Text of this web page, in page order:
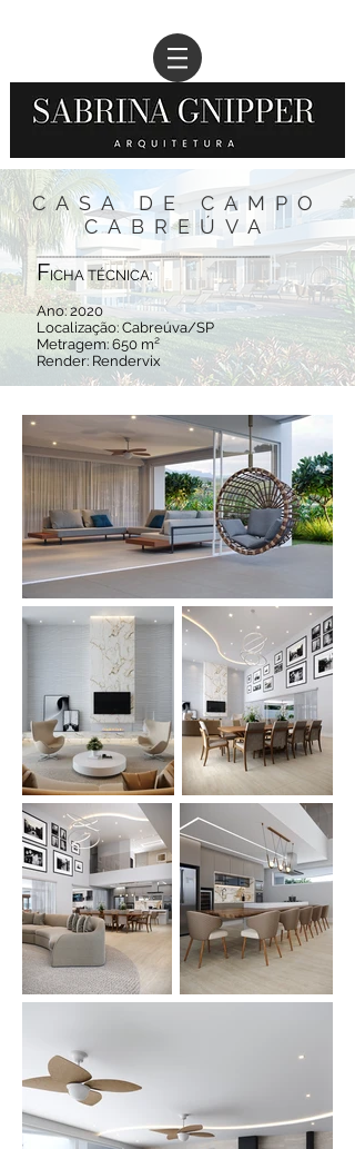
CASA DE CAMPO
CABREÚVA
______________________________________________________________________
FICHA TÉCNICA:
Ano: 2020
Localização: Cabreúva/SP
Metragem: 650 m²
Render: Rendervix